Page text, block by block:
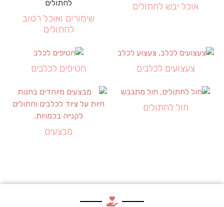
אוכל יבש לחתולים
שימורים ואוכל רטוב
לחתולים
צעצועים לכלבים חטיפים לכלבים
חול לחתולים
מבצעים